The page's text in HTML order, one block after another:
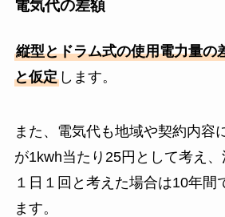
電気代の差額
縦型とドラム式の使用電力量の
と仮定します。
また、電気代も地域や契約内容
が1kwh当たり25円として考え
１日１回と考えた場合は10年間
ます。